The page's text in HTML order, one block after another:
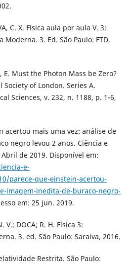
C. X. Física aula por aula V. 3:
Moderna. 3. Ed. São Paulo: FTD,
E. Must the Photon Mass be Zero?
Society of London. Series A.
Sciences, v. 232, n. 1188, p. 1-6,
acertou mais uma vez: análise de
negro levou 2 anos. Ciência e
de 2019. Disponível em:
e-
parece-que-einstein-acertou-
imagem-inedita-de-buraco-negro-
em: 25 jun. 2019.
V.; DOCA; R. H. Física 3:
3. ed. São Paulo: Saraiva, 2016.
Restrita. São Paulo: